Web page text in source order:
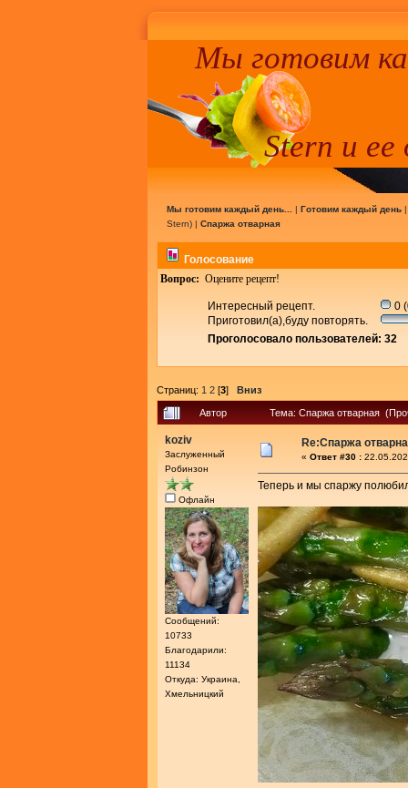
Мы готовим
Stern и ее
Мы готовим каждый день... | Готовим каждый день
Stern) | Спаржа отварная
Голосование
Вопрос: Оцените рецепт!
Интересный рецепт.
0
Приготовил(а),буду повторять.
Проголосовало пользователей: 32
Страниц: 1 2 [3] Вниз
Автор Тема: Спаржа отварная
koziv
Заслуженный
Робинзон
Офлайн
Сообщений:
10733
Благодарили:
11134
Откуда: Украина,
Хмельницкий
Re:Спаржа
« Ответ #30 :
Теперь и мы спаржу